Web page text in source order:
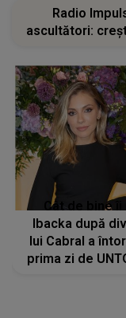
Radio
ascultători:
Cât de bine
Ibacka după
lui Cabral a
prima zi de